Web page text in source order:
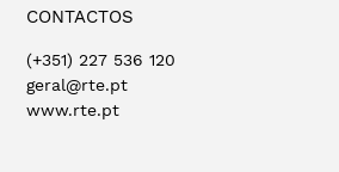
CONTACTOS
(+351) 227 536 120
geral@rte.pt
www.rte.pt